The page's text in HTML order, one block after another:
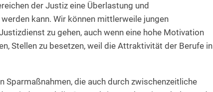
der Justiz eine Überlastung und
kann. Wir können mittlerweile jungen
zu gehen, auch wenn eine hohe Motivation
Stellen zu besetzen, weil die Attraktivität der Berufe in
die auch durch zwischenzeitliche